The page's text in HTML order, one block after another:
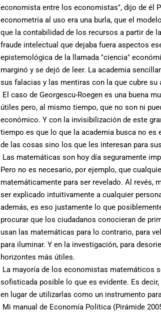
economista entre los economistas", dijo de él
econometría al uso era una burla, que el
que la contabilidad de los recursos a partir de
fraude intelectual que dejaba fuera aspectos
epistemológica de la llamada "ciencia"
marginó y se dejó de leer. La academia
sus falacias y las mentiras con la que cubre su
El caso de Georgescu-Roegen es una buena
útiles pero, al mismo tiempo, que no son ni
económico. Y con la invisibilización de este
tiempo es que lo que la academia busca no
de las cosas sino los que les interesan para
Las matemáticas son hoy día seguramente
Pero no es necesario, por ejemplo, que
matemáticamente para ser revelado. Al revés,
ser explicado intuitivamente a cualquier
además, es eso justamente lo que
procurar que los ciudadanos conocieran de
usan las matemáticas para lo contrario, para
para iluminar. Y en la investigación, para
horizontes más útiles.
La mayoría de los economistas matemáticos
sofisticada posible lo que es evidente. Es
en lugar de utilizarlas como un instrumento
Mi manual de Economía Política (Pirámide